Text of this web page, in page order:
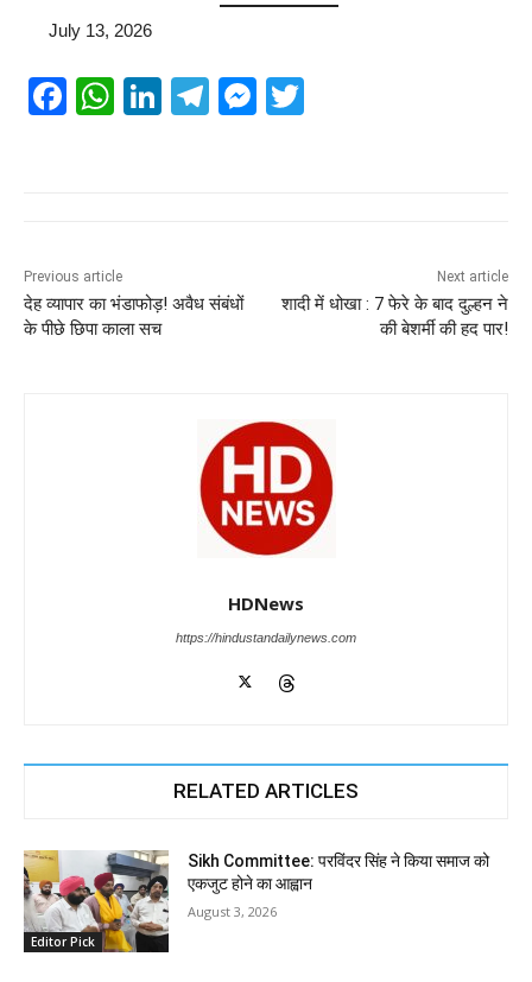
July 13, 2026
F
o
o
W
p
p
Li
n
T
m
M
er
Previous article
देह व्यापार का भंडाफोड़! अवैध संबंधों
के पीछे छिपा काला सच
Next article
शादी में धोखा : 7 फेरे के बाद दुल्हन ने
की बेशर्मी की हद पार!
HDNews
https://hindustandailynews.com
RELATED ARTICLES
Editor Pick
Sikh Committee: परविंदर सिंह ने किया समाज को
एकजुट होने का आह्वान
August 3, 2026